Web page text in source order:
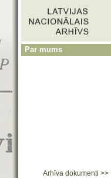
Par mums
Arhīva dokumenti >>